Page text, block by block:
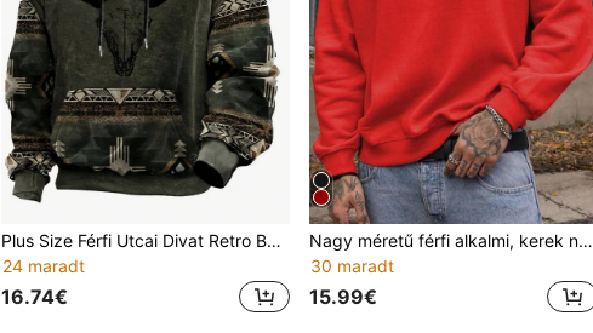
Plus Size Férfi Utcai Divat Retro Bull Grafikus Kapucnis Pulóver, Digitális Nyomtatású Alkalmi Laza Fazonú Pulóver Őszre/Télre Alkalmas
24 maradt
16.74€
Nagy méretű férfi alkalmi, kerek nyakú, hosszú ujjú leveles és pálmafával nyomtatott pulóver, őszi
30 maradt
15.99€